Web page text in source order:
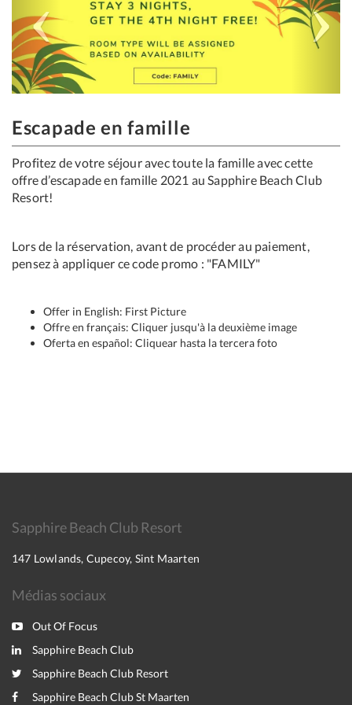
Escapade en famille
Profitez de votre séjour avec toute la famille avec cette
offre d’escapade en famille 2021 au Sapphire Beach Club
Resort!
Lors de la réservation, avant de procéder au paiement,
pensez à appliquer ce code promo : "FAMILY"
Offer in English: First Picture
Offre en français: Cliquer jusqu'à la deuxième image
Oferta en español: Cliquear hasta la tercera foto
Sapphire Beach Club Resort
147 Lowlands, Cupecoy, Sint Maarten
Médias sociaux
Out Of Focus
Sapphire Beach Club
Sapphire Beach Club Resort
Sapphire Beach Club St Maarten